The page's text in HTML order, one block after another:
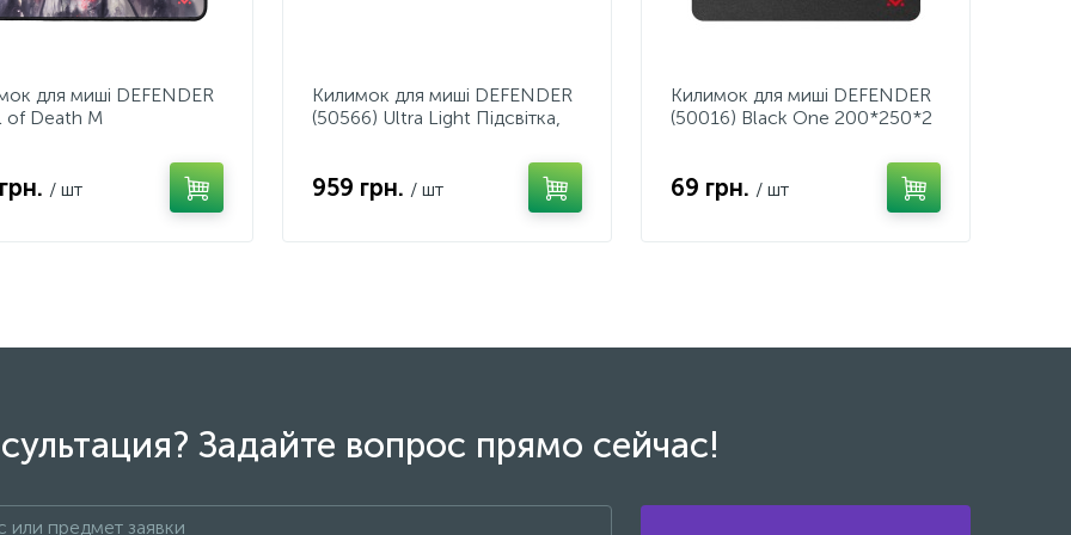
для мишi DEFENDER
of Death M
/ шт
Килимок для мишi DEFENDER
(50566) Ultra Light Підсвітка,
959 грн. / шт
Килимок для мишi DEFENDER
(50016) Black One 200*250*2
69 грн. / шт
Задайте вопрос прямо сейчас!